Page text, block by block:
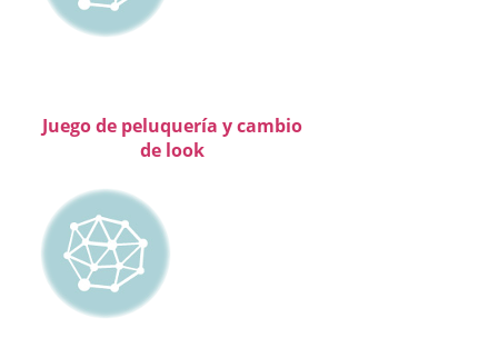
Juego de peluquería y cambio
de look